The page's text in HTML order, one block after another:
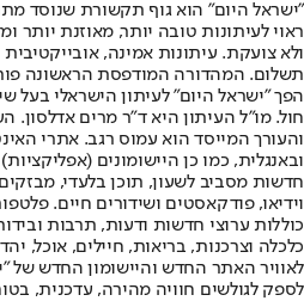
"ישראל היום" הוא גוף תקשורת שנוסד
ראוי לעיתונות טובה יותר, מאוזנת יותר
ולא צועקת. עיתונות אמינה,
הפך "ישראל היום" לעיתון הישראלי בעל
חול. מו"ל העיתון היא ד"ר מרים אדלסון.
והעורך המייסד הוא עמוס רגב. אתרי
חדשות מסביב לשעון, תוכן בלעדי, מבזקים
וידיאו, פודקאסטים ושידורים חיים.
כוללות ערוצי חדשות ודעות, תרבות
לאוויר האתר החדש והיישומון החדש של
לספק לגולשים חוויה מהירה, עדכנית,